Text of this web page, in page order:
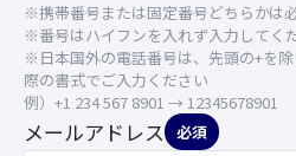
※携帯番号または固定番号どちらかは
※番号はハイフンを入れず入力してくだ
※日本国外の電話番号は、先頭の+を
際の書式でご入力ください
例）+1 234 567 8901 → 12345678901
メールアドレス 必須